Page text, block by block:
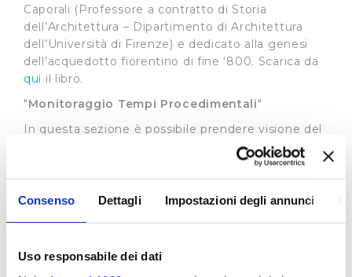
Consenso Dettagli Impostazioni degli annunci
Uso responsabile dei dati
Caporali (Professore a contratto di Storia
dell’Architettura – Dipartimento di Architettura
dell’Università di Firenze) e dedicato alla genesi
dell’acquedotto fiorentino di fine ‘800. Scarica da
qui il libro.
"Monitoraggio Tempi Procedimentali"
In questa sezione è possibile prendere visione del
grado di rispetto da parte del gestore dei tempi
previsti per le varie prestazioni dalla Carta del
Servizio (visualizza)
Standard di Qualità
Ambiente ha stabilito standard di qualità uguali
per tutto il territorio nazionale prevedendo la